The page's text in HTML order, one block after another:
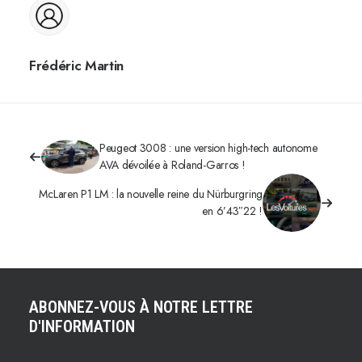
Frédéric Martin
Peugeot 3008 : une version high-tech autonome
AVA dévoilée à Roland-Garros !
McLaren P1 LM : la nouvelle reine du Nürburgring
en 6’43″22 !
ABONNEZ-VOUS À NOTRE LETTRE
D'INFORMATION